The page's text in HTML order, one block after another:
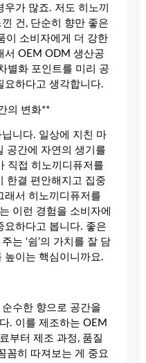
가 많죠. 저도 히노끼
건, 단순히 향만 좋은
이 소비자에게 더 강한
서 OEM ODM 생산공
별화 포인트를 미리 공
요하다고 생각합니다.
의 변화**
니다. 일상에 지친 마
공간에 자연의 생기를
직접 히노끼디퓨저를
한결 편안해지고 집중
래서 히노끼디퓨저를
이런 경험을 소비자에
요하다고 봅니다. 좋은
는 ‘쉼’의 가치를 잘 담
높이는 핵심이니까요.
수한 향으로 공간을
. 이를 제조하는 OEM
부터 제조 과정, 품질
꼼히 따져보는 게 중요